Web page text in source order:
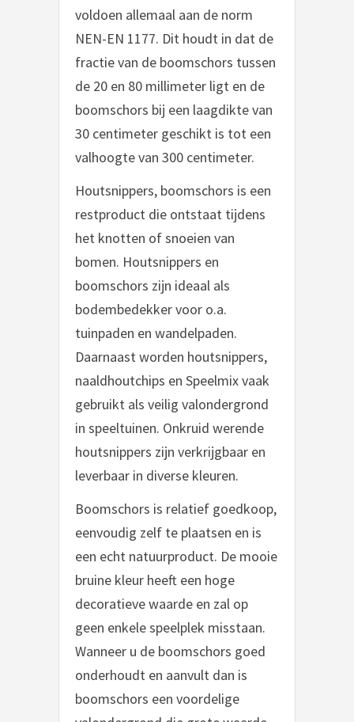
voldoen allemaal aan de norm
NEN-EN 1177. Dit houdt in dat de
fractie van de boomschors tussen
de 20 en 80 millimeter ligt en de
boomschors bij een laagdikte van
30 centimeter geschikt is tot een
valhoogte van 300 centimeter.
Houtsnippers, boomschors is een
restproduct die ontstaat tijdens
het knotten of snoeien van
bomen. Houtsnippers en
boomschors zijn ideaal als
bodembedekker voor o.a.
tuinpaden en wandelpaden.
Daarnaast worden houtsnippers,
naaldhoutchips en Speelmix vaak
gebruikt als veilig valondergrond
in speeltuinen. Onkruid werende
houtsnippers zijn verkrijgbaar en
leverbaar in diverse kleuren.
Boomschors is relatief goedkoop,
eenvoudig zelf te plaatsen en is
een echt natuurproduct. De mooie
bruine kleur heeft een hoge
decoratieve waarde en zal op
geen enkele speelplek misstaan.
Wanneer u de boomschors goed
onderhoudt en aanvult dan is
boomschors een voordelige